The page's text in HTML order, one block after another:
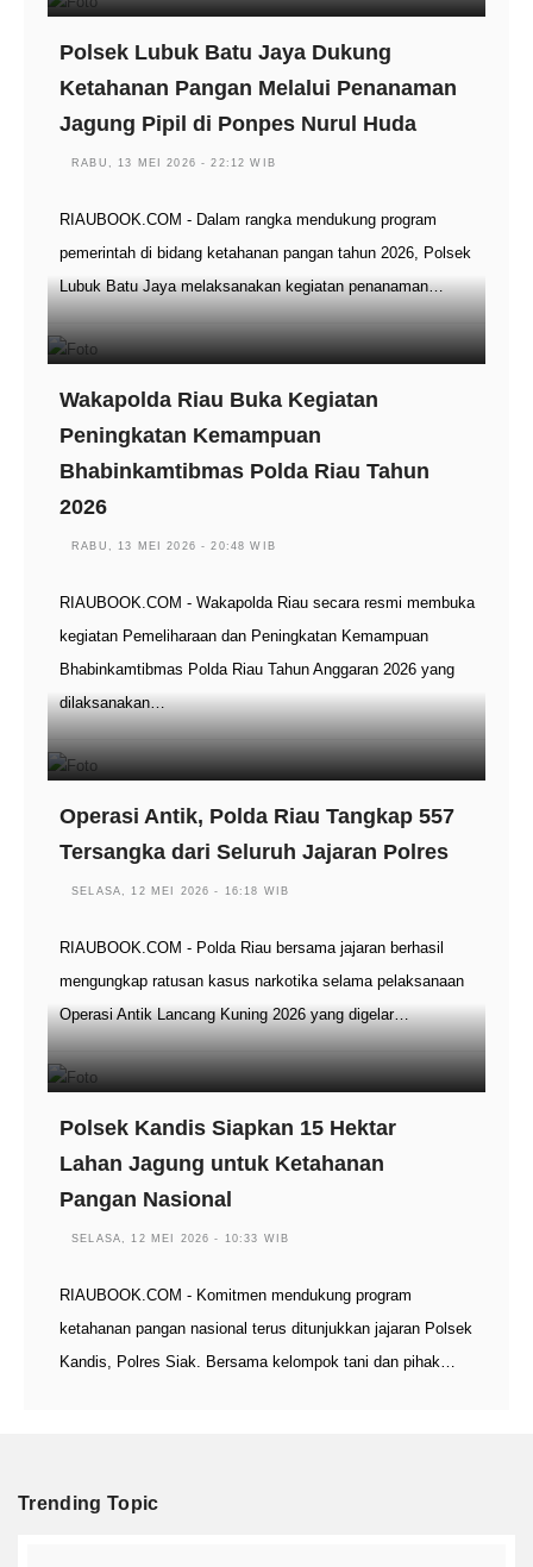
Polsek Lubuk Batu Jaya Dukung
Ketahanan Pangan Melalui Penanaman
Jagung Pipil di Ponpes Nurul Huda
RABU, 13 MEI 2026 - 22:12 WIB
RIAUBOOK.COM - Dalam rangka mendukung program
pemerintah di bidang ketahanan pangan tahun 2026, Polsek
Lubuk Batu Jaya melaksanakan kegiatan penanaman…
Wakapolda Riau Buka Kegiatan
Peningkatan Kemampuan
Bhabinkamtibmas Polda Riau Tahun
2026
RABU, 13 MEI 2026 - 20:48 WIB
RIAUBOOK.COM - Wakapolda Riau secara resmi membuka
kegiatan Pemeliharaan dan Peningkatan Kemampuan
Bhabinkamtibmas Polda Riau Tahun Anggaran 2026 yang
dilaksanakan…
Operasi Antik, Polda Riau Tangkap 557
Tersangka dari Seluruh Jajaran Polres
SELASA, 12 MEI 2026 - 16:18 WIB
RIAUBOOK.COM - Polda Riau bersama jajaran berhasil
mengungkap ratusan kasus narkotika selama pelaksanaan
Operasi Antik Lancang Kuning 2026 yang digelar…
Polsek Kandis Siapkan 15 Hektar
Lahan Jagung untuk Ketahanan
Pangan Nasional
SELASA, 12 MEI 2026 - 10:33 WIB
RIAUBOOK.COM - Komitmen mendukung program
ketahanan pangan nasional terus ditunjukkan jajaran Polsek
Kandis, Polres Siak. Bersama kelompok tani dan pihak…
Trending Topic